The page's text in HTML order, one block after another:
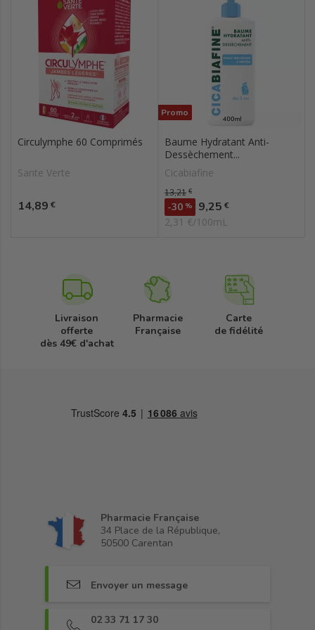
Circulymphe 60 Comprimés
Sante Verte
Prix
14,89 €
Promo
Baume Hydratant Anti-
Dessèchement...
Cicabiafine
Prix de base
13,21 €
-30 % Prix
9,25 €
2,31 €/100mL
Livraison
offerte
dès 49€ d'achat
Pharmacie
Française
Carte
de fidélité
Pharmacie Française
34 Place de la République,
50500 Carentan
Envoyer un message
02 33 71 17 30